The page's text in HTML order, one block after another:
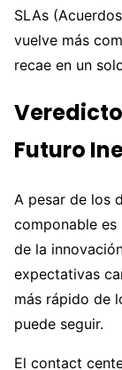
SLAs
vuelve más
recae en un
Futuro
A pesar de los
componable
de la
expectativas
más rápido de
puede seguir.
El contact